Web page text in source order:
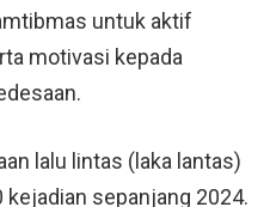
untuk aktif
motivasi kepada
lalu lintas (laka lantas)
sepanjang 2024.